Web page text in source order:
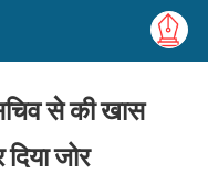
से की खास
जोर